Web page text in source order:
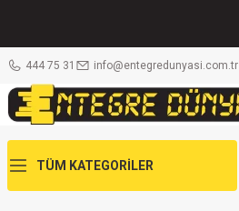
444 75 31 info@entegredunyasi.com.tr
TÜM KATEGORİLER